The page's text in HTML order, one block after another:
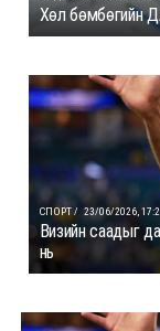
Хөл бөмбөгийн
СПОРТ / 23/06/2026,
Визийн саадыг
нь